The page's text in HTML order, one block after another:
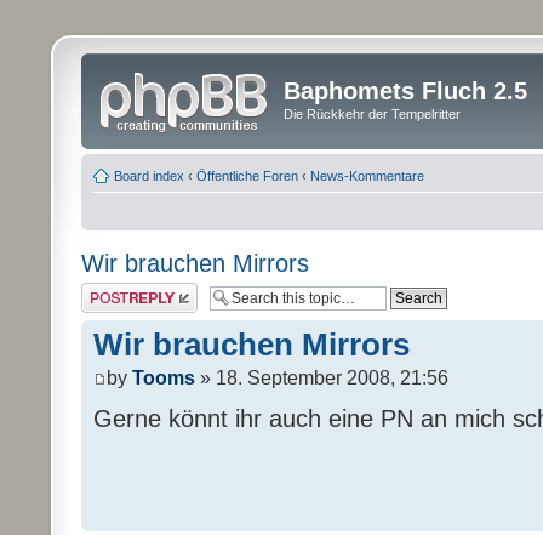
Baphomets Fluch 2.5
Die Rückkehr der Tempelritter
Board index ‹ Öffentliche Foren ‹ News-Kommentare
Wir brauchen Mirrors
Post a reply
Wir brauchen Mirrors
by Tooms » 18. September 2008, 21:56
Gerne könnt ihr auch eine PN an mich